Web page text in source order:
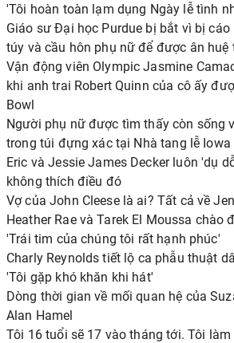
'Tôi hoàn toàn lạm dụng Ngày lễ tình
Giáo sư Đại học Purdue bị bắt vì bị
túy và cầu hôn phụ nữ để được ân huệ
Vận động viên Olympic Jasmine
khi anh trai Robert Quinn của cô ấy
Bowl
Người phụ nữ được tìm thấy còn sống
trong túi đựng xác tại Nhà tang lễ Iowa
Eric và Jessie James Decker luôn 'dụ
không thích điều đó
Vợ của John Cleese là ai? Tất cả về
Heather Rae và Tarek El Moussa chào
'Trái tim của chúng tôi rất hạnh phúc'
Charly Reynolds tiết lộ ca phẫu thuật
'Tôi gặp khó khăn khi hát'
Dòng thời gian về mối quan hệ của
Alan Hamel
Tôi 16 tuổi sẽ 17 vào tháng tới. Tôi